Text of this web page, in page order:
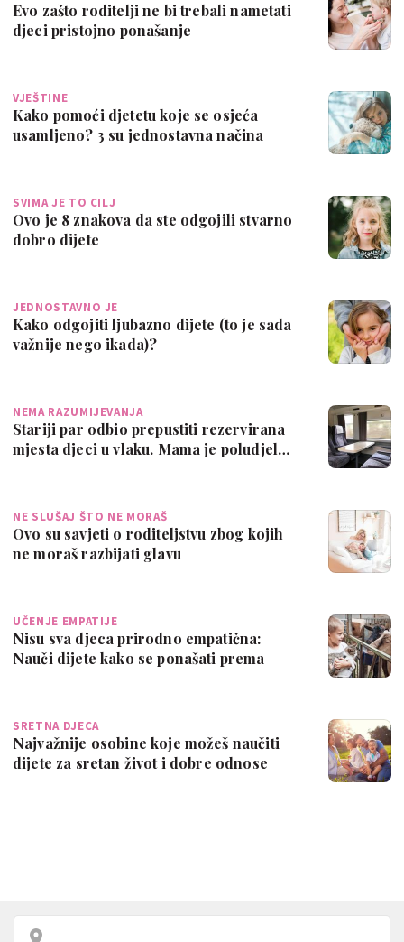
Evo zašto roditelji ne bi trebali nametati
djeci pristojno ponašanje
VJEŠTINE
Kako pomoći djetetu koje se osjeća
usamljeno? 3 su jednostavna načina
SVIMA JE TO CILJ
Ovo je 8 znakova da ste odgojili stvarno
dobro dijete
JEDNOSTAVNO JE
Kako odgojiti ljubazno dijete (to je sada
važnije nego ikada)?
NEMA RAZUMIJEVANJA
Stariji par odbio prepustiti rezervirana
mjesta djeci u vlaku. Mama je poludjel…
NE SLUŠAJ ŠTO NE MORAŠ
Ovo su savjeti o roditeljstvu zbog kojih
ne moraš razbijati glavu
UČENJE EMPATIJE
Nisu sva djeca prirodno empatična:
Nauči dijete kako se ponašati prema
SRETNA DJECA
Najvažnije osobine koje možeš naučiti
dijete za sretan život i dobre odnose